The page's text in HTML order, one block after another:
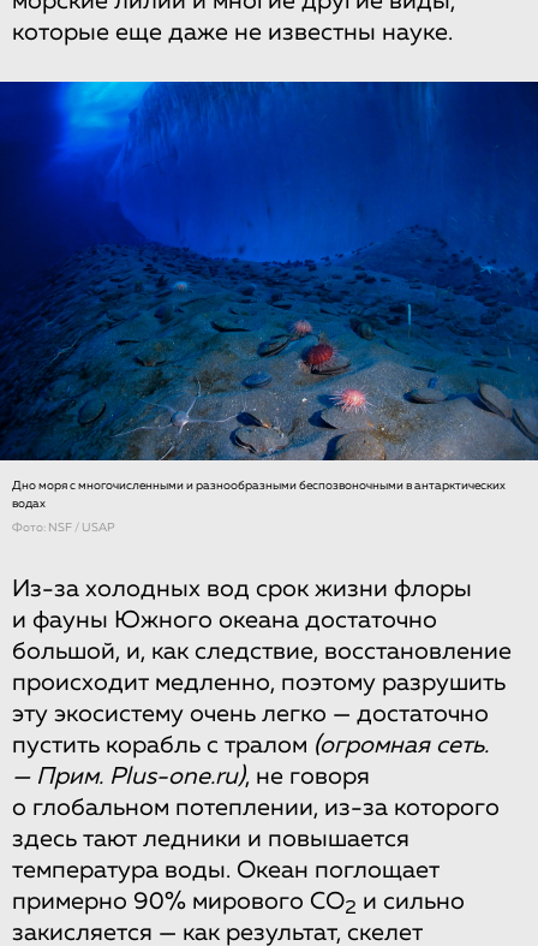
которые еще даже не известны науке.
Дно моря с многочисленными и разнообразными беспозвоночными в антарктических
водах
Фото: NSF / USAP
Из-за холодных вод срок жизни флоры
и фауны Южного океана достаточно
большой, и, как следствие, восстановление
происходит медленно, поэтому разрушить
эту экосистему очень легко — достаточно
пустить корабль с тралом (огромная сеть.
— Прим. Plus-one.ru), не говоря
о глобальном потеплении, из-за которого
здесь тают ледники и повышается
температура воды. Океан поглощает
примерно 90% мирового CO2 и сильно
закисляется — как результат, скелет